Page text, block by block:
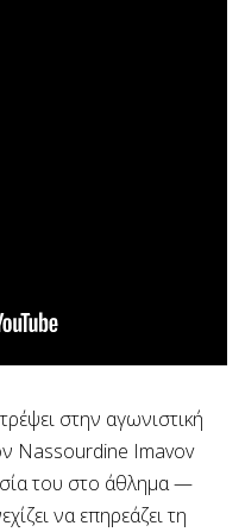
στην αγωνιστική
Nassourdine Imavov
του στο άθλημα —
να επηρεάζει τη